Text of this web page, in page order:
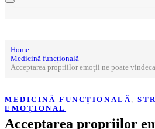
Home
Medicină funcțională
Acceptarea propriilor emoții ne poate
MEDICINĂ FUNCȚIONALĂ,
EMOȚIONAL
Acceptarea propriilor